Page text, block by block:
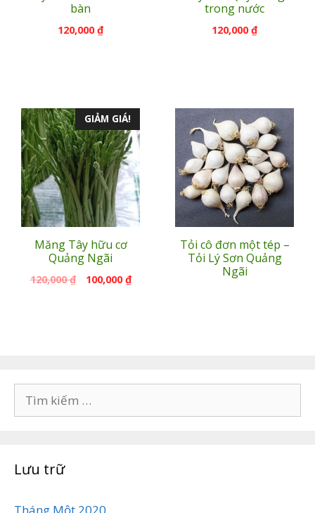
bàn
120,000₫
trong nước
120,000₫
GIẢM GIÁ!
Măng Tây hữu cơ
Quảng Ngãi
120,000₫ 100,000₫
Tỏi cô đơn một tép –
Tỏi Lý Sơn Quảng
Ngãi
kiếm
Lưu trữ
Tháng Một 2020